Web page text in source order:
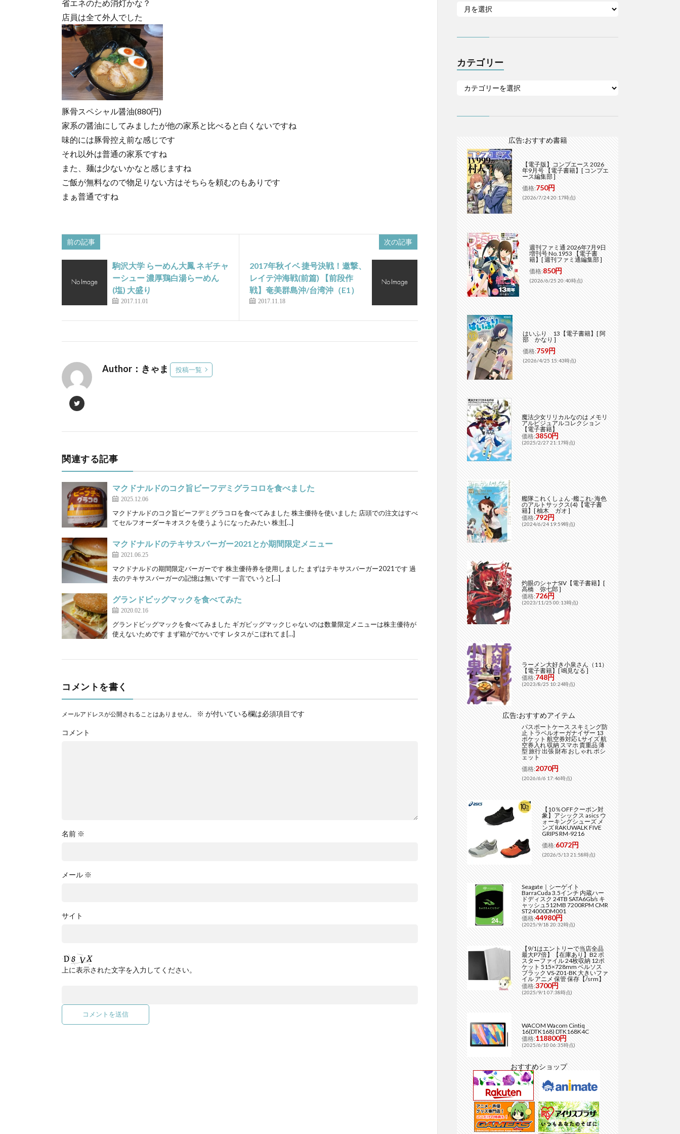
省エネのため消灯かな？
店員は全て外人でした
豚骨スペシャル醤油(880円)
家系の醤油にしてみましたが他の家系と比べると白くないですね
味的には豚骨控え前な感じです
それ以外は普通の家系ですね
また、麺は少ないかなと感じますね
ご飯が無料なので物足りない方はそちらを頼むのもありです
まぁ普通ですね
前の記事
駒沢大学 らーめん大鳳 ネギチャ
ーシュー 濃厚鶏白湯らーめん
(塩) 大盛り
2017.11.01
次の記事
2017年秋イベ 捷号決戦！邀撃、
レイテ沖海戦(前篇) 【前段作
戦】奄美群島沖/台湾沖（E1）
2017.11.18
Author：きゃま 投稿一覧
関連する記事
マクドナルドのコク旨ビーフデミグラコロを食べました
2025.12.06
マクドナルドのコク旨ビーフデミグラコロを食べてみました 株主優待を使いました 店頭での注文はすべ
てセルフオーダーキオスクを使うようになったみたい 株主[…]
マクドナルドのテキサスバーガー2021とか期間限定メニュー
2021.06.25
マクドナルドの期間限定バーガーです 株主優待券を使用しました まずはテキサスバーガー2021です 過
去のテキサスバーガーの記憶は無いです 一言でいうと[…]
グランドビッグマックを食べてみた
2020.02.16
グランドビッグマックを食べてみました ギガビッグマックじゃないのは数量限定メニューは株主優待が
使えないためです まず箱がでかいです レタスがこぼれてま[…]
コメントを書く
メールアドレスが公開されることはありません。 ※ が付いている欄は必須項目です
コメント
名前 ※
メール ※
サイト
上に表示された文字を入力してください。
カテゴリー
広告:おすすめ書籍
【電子版】コンプエース 2026
年9月号 【電子書籍】[ コンプエ
ース編集部 ]
価格:750円
(2026/7/24 20:17時点)
週刊ファミ通 2026年7月9日
増刊号 No.1953 【電子書
籍】[ 週刊ファミ通編集部 ]
価格:850円
(2026/6/25 20:40時点)
はいふり 13【電子書籍】[ 阿
部 かなり ]
価格:759円
(2026/4/25 15:43時点)
魔法少女リリカルなのは メモリ
アルビジュアルコレクション
【電子書籍】
価格:3850円
(2025/2/27 21:17時点)
艦隊これくしょん -艦これ- 海色
のアルトサックス(4)【電子書
籍】[ 柚木 ガオ ]
価格:792円
(2024/6/24 19:59時点)
灼眼のシャナSIV【電子書籍】[
高橋 弥七郎 ]
価格:726円
(2023/11/25 00:13時点)
ラーメン大好き小泉さん（11）
【電子書籍】[ 鳴見なる ]
価格:748円
(2023/8/25 10:24時点)
広告:おすすめアイテム
パスポートケース スキミング防
止 トラベルオーガナイザー 13
ポケット 航空券対応 Lサイズ 航
空券入れ 収納 スマホ 貴重品 薄
型 旅行 出張 財布 おしゃれ ポシ
ェット
価格:2070円
(2026/6/6 17:46時点)
【10％OFFクーポン対
象】アシックス asics ウ
ォーキングシューズ メ
ンズ RAKUWALK FIVE
GRIPS RM-9216
価格:6072円
(2026/5/13 21:58時点)
Seagate｜シーゲイト
BarraCuda 3.5インチ 内蔵ハー
ドディスク 24TB SATA6Gb/s キ
ャッシュ512MB 7200RPM CMR
ST24000DM001
価格:44980円
(2025/9/18 20:32時点)
【9/1はエントリーで当店全品
最大P7倍】【在庫あり】B2 ポ
スターファイル 24枚収納 12ポ
ケット 515×728mm ベルソス
ブラック VS-Z01-BK 大きいファ
イル アニメ 保管 保存【/srm】
価格:3700円
(2025/9/1 07:38時点)
WACOM Wacom Cintiq
16(DTK168) DTK168K4C
価格:118800円
(2025/6/10 06:35時点)
おすすめショップ